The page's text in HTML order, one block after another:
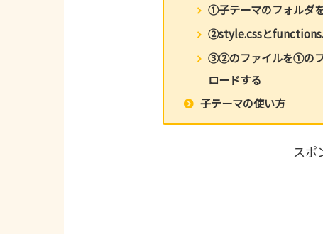
①子テーマのフォルダ
②style.cssと
③②のファイルを①のフ
ロードする
子テーマの使い方
スポ